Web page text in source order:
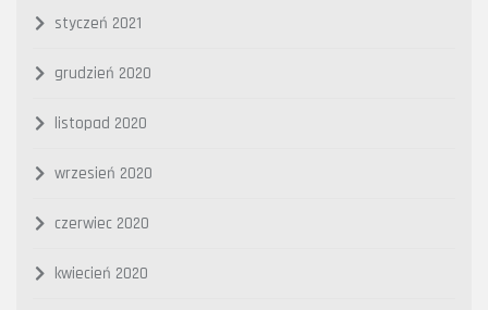
styczeń 2021
grudzień 2020
listopad 2020
wrzesień 2020
czerwiec 2020
kwiecień 2020